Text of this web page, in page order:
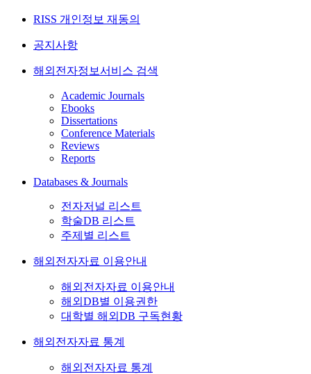
RISS 개인정보 재동의
공지사항
해외전자정보서비스 검색
Academic Journals
Ebooks
Dissertations
Conference Materials
Reviews
Reports
Databases & Journals
전자저널 리스트
학술DB 리스트
주제별 리스트
해외전자자료 이용안내
해외전자자료 이용안내
해외DB별 이용권한
대학별 해외DB 구독현황
해외전자자료 통계
해외전자자료 통계